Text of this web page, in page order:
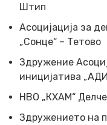
Штип
Асоцијација за
„Сонце“ – Тетово
Здружение
иницијатива
НВО „КХАМ“
Здружението на